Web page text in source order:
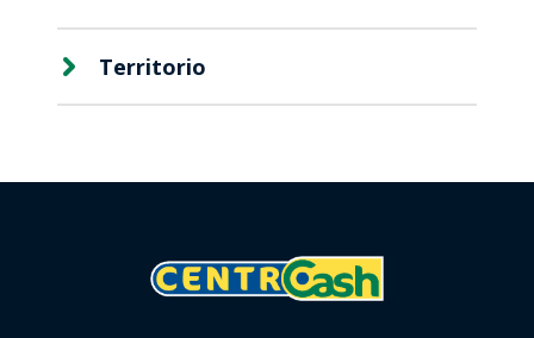
Territorio